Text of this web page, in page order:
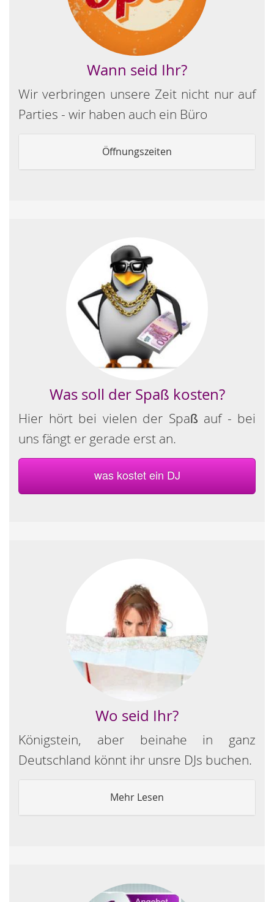
Wann seid Ihr?
Wir verbringen unsere Zeit nicht nur auf
Parties - wir haben auch ein Büro
Öffnungszeiten
Was soll der Spaß kosten?
Hier hört bei vielen der Spaß auf - bei
uns fängt er gerade erst an.
was kostet ein DJ
Wo seid Ihr?
Königstein, aber beinahe in ganz
Deutschland könnt ihr unsre DJs buchen.
Mehr Lesen